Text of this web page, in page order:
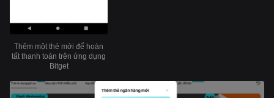
Thêm một thẻ mới để hoàn
tất thanh toán trên ứng dụng
Bitget